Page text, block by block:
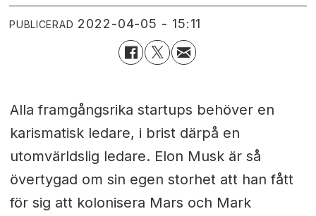
PUBLICERAD 2022-04-05 - 15:11
Alla framgångsrika startups behöver en
karismatisk ledare, i brist därpå en
utomvärldslig ledare. Elon Musk är så
övertygad om sin egen storhet att han fått
för sig att kolonisera Mars och Mark